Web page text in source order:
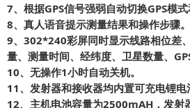
7、根据GPS信号强弱自动切换GPS模式
8、真人语音提示测量结果和操作步骤。
9、302*240彩屏同时显示线路相位差
量、测量时间、经纬度、卫星数量、
10、无操作1小时自动关机。
11、发射器和接收器均内置可充电锂电
12、主机电池容量为2500mAH，发射